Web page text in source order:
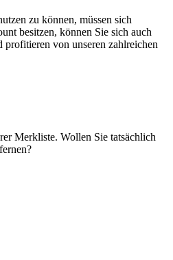
zu können, müssen sich
besitzen, können Sie sich auch
profitieren von unseren zahlreichen
Merkliste. Wollen Sie tatsächlich